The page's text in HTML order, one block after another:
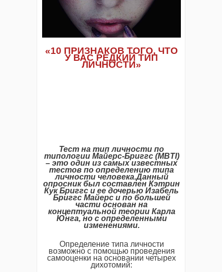
«10 ПРИЗНАКОВ ТОГО, ЧТО
У ВАС РЕДКИЙ ТИП
ЛИЧНОСТИ»
Тест на тип личности по
типологии Майерс-Бриггс (MBTI)
– это один из самых известных
тестов по определению типа
личности человека.Данный
опросник был составлен Кэтрин
Кук Бриггс и ее дочерью Изабель
Бриггс Майерс и по большей
части основан на
концептуальной теории Карла
Юнга, но с определенными
изменениями.
Определение типа личности
возможно с помощью проведения
самооценки на основании четырех
дихотомий: